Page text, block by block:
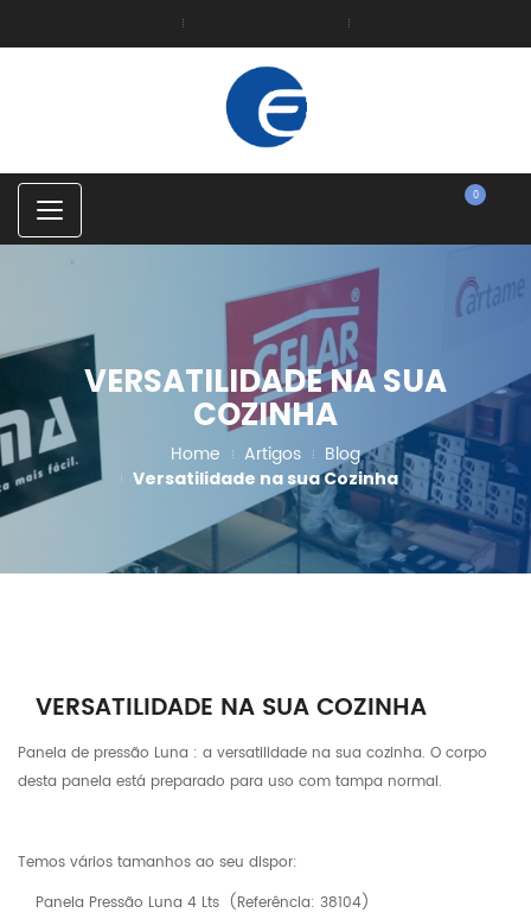
0
C
a
t
i
s
VERSATILIDADE NA SUA
COZINHA
Home Artigos Blog
Versatilidade na sua Cozinha
VERSATILIDADE NA SUA COZINHA
Panela de pressão Luna : a versatilidade na sua cozinha. O corpo
desta panela está preparado para uso com tampa normal.
Temos vários tamanhos ao seu dispor:
Panela Pressão Luna 4 Lts (Referência: 38104)